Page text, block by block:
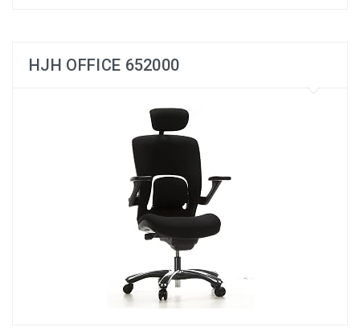
HJH OFFICE 652000